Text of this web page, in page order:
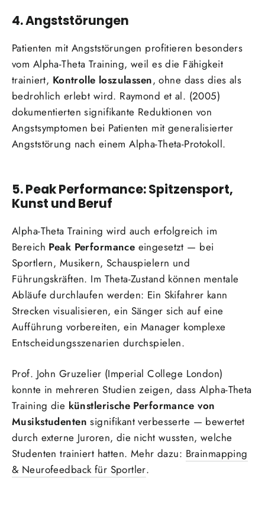
4. Angststörungen
Patienten mit Angststörungen profitieren besonders
vom Alpha-Theta Training, weil es die Fähigkeit
trainiert, Kontrolle loszulassen, ohne dass dies als
bedrohlich erlebt wird. Raymond et al. (2005)
dokumentierten signifikante Reduktionen von
Angstsymptomen bei Patienten mit generalisierter
Angststörung nach einem Alpha-Theta-Protokoll.
5. Peak Performance: Spitzensport,
Kunst und Beruf
Alpha-Theta Training wird auch erfolgreich im
Bereich Peak Performance eingesetzt — bei
Sportlern, Musikern, Schauspielern und
Führungskräften. Im Theta-Zustand können mentale
Abläufe durchlaufen werden: Ein Skifahrer kann
Strecken visualisieren, ein Sänger sich auf eine
Aufführung vorbereiten, ein Manager komplexe
Entscheidungsszenarien durchspielen.
Prof. John Gruzelier (Imperial College London)
konnte in mehreren Studien zeigen, dass Alpha-Theta
Training die künstlerische Performance von
Musikstudenten signifikant verbesserte — bewertet
durch externe Juroren, die nicht wussten, welche
Studenten trainiert hatten. Mehr dazu: Brainmapping
& Neurofeedback für Sportler.